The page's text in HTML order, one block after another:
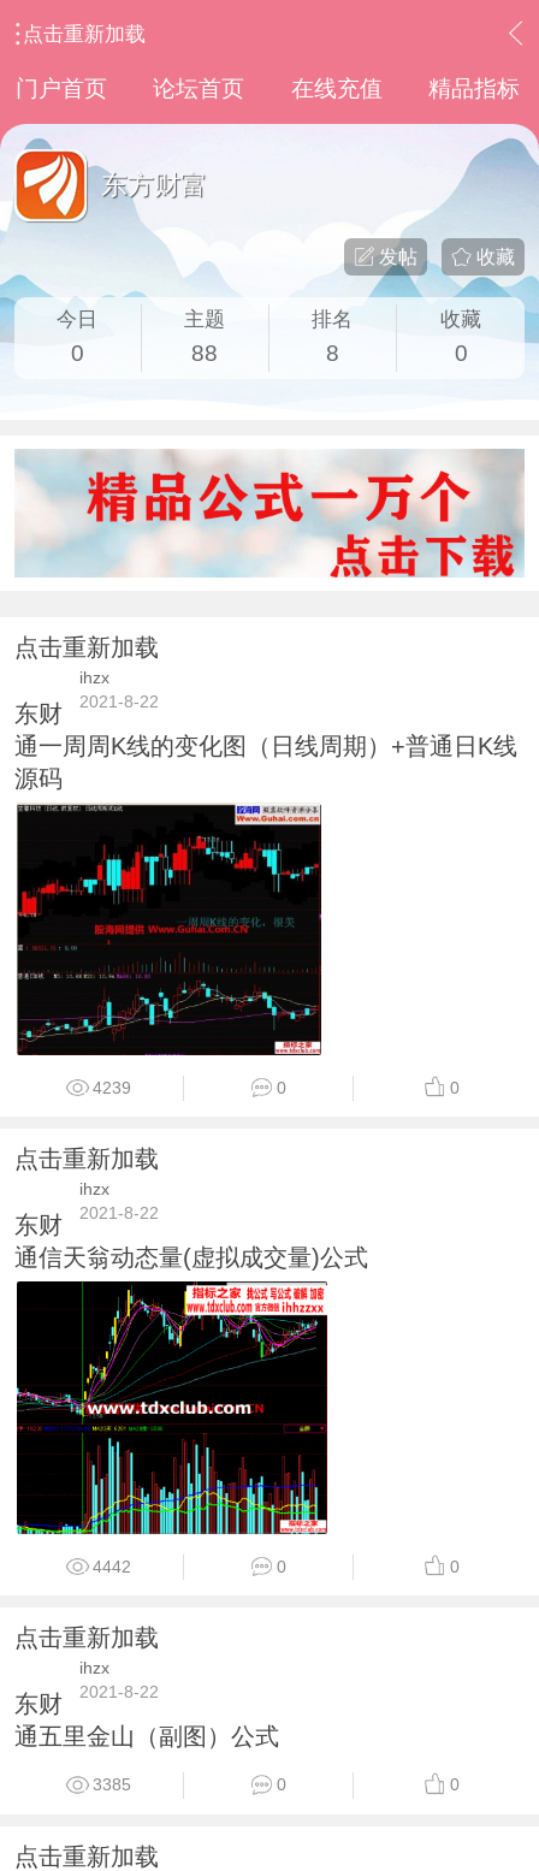
点击重新加载
门户首页 论坛首页 在线充值 精品指标
东方财富
收藏
发帖
今日
0
主题
88
排名
8
收藏
0
点击重新加载
ihzx
2021-8-22
东财
通一周周K线的变化图（日线周期）+普通日K线
源码
4239 0 0
点击重新加载
ihzx
2021-8-22
东财
通信天翁动态量(虚拟成交量)公式
4442 0 0
点击重新加载
ihzx
2021-8-22
东财
通五里金山（副图）公式
3385 0 0
点击重新加载